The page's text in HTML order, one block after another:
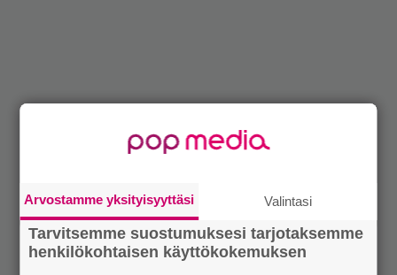
Arvostamme yksityisyyttäsi Valintasi
Tarvitsemme suostumuksesi tarjotaksemme
henkilökohtaisen käyttökokemuksen